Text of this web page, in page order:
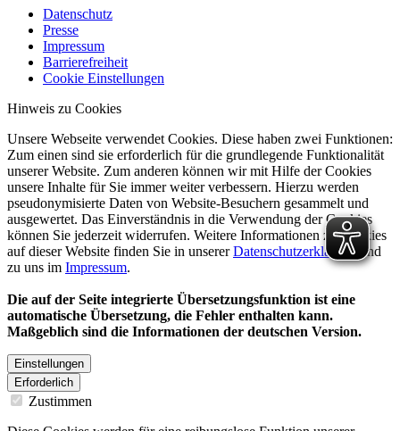
Datenschutz
Presse
Impressum
Barrierefreiheit
Cookie Einstellungen
Hinweis zu Cookies
Unsere Webseite verwendet Cookies. Diese haben zwei Funktionen:
Zum einen sind sie erforderlich für die grundlegende Funktionalität
unserer Website. Zum anderen können wir mit Hilfe der Cookies
unsere Inhalte für Sie immer weiter verbessern. Hierzu werden
pseudonymisierte Daten von Website-Besuchern gesammelt und
ausgewertet. Das Einverständnis in die Verwendung der Cookies
können Sie jederzeit widerrufen. Weitere Informationen zu Cookies
auf dieser Website finden Sie in unsererDatenschutzerklärung und
zu uns im Impressum.
Die auf der Seite integrierte Übersetzungsfunktion ist eine
automatische Übersetzung, die Fehler enthalten kann.
Maßgeblich sind die Informationen der deutschen Version.
Einstellungen
Erforderlich
Zustimmen